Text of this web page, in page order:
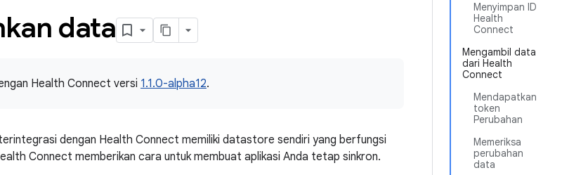
Menyimpan ID
Health
Connect
Mengambil data
dari Health
Connect
Mendapatkan
token
Perubahan
Memeriksa
perubahan
data
data
Health Connect versi 1.1.0-alpha12.
dengan Health Connect memiliki datastore sendiri yang berfungsi
Connect memberikan cara untuk membuat aplikasi Anda tetap sinkron.